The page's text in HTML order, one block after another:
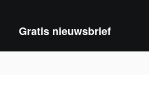
Gratis nieuwsbrief